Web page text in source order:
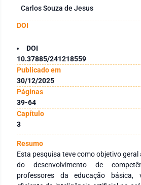
Carlos Souza de Jesus
DOI
DOI
10.37885/241218559
Publicado em
30/12/2025
Páginas
39-64
Capítulo
3
Resumo
Esta pesquisa teve como objetivo
do desenvolvimento de
professores da educação básica,